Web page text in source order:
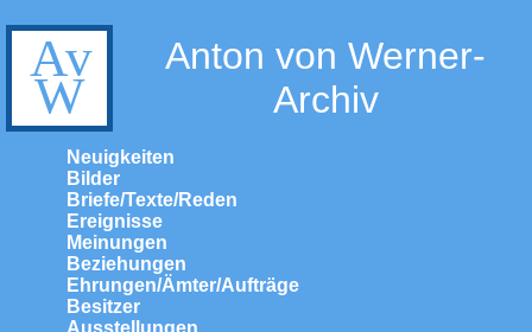
Anton von Werner-
Archiv
Neuigkeiten
Bilder
Briefe/Texte/Reden
Ereignisse
Meinungen
Beziehungen
Ehrungen/Ämter/Aufträge
Besitzer
Ausstellungen